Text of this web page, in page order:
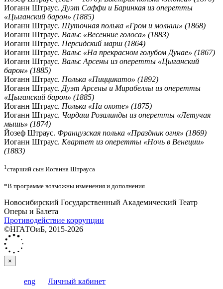
Иоганн Штраус. Дуэт Саффи и Баринкая из оперетты
«Цыганский барон» (1885)
Иоганн Штраус. Шуточная полька «Гром и молнии» (1868)
Иоганн Штраус. Вальс «Весенние голоса» (1883)
Иоганн Штраус. Персидский марш (1864)
Иоганн Штраус. Вальс «На прекрасном голубом Дунае» (1867)
Иоганн Штраус. Вальс Арсены из оперетты «Цыганский
барон» (1885)
Иоганн Штраус. Полька «Пиццикато» (1892)
Иоганн Штраус. Дуэт Арсены и Мирабеллы из оперетты
«Цыганский барон» (1885)
Иоганн Штраус. Полька «На охоте» (1875)
Иоганн Штраус. Чардаш Розалинды из оперетты «Летучая
мышь» (1874)
Йозеф Штраус. Французская полька «Праздник огня» (1869)
Иоганн Штраус. Квартет из оперетты «Ночь в Венеции»
(1883)
1старший сын Иоганна Штрауса
*В программе возможны изменения и дополнения
Новосибирский Государственный Академический Театр
Оперы и Балета
Противодействие коррупции
©НГАТОиБ, 2015-2026
×
eng Личный кабинет